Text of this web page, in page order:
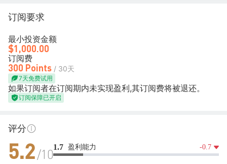
订阅要求
最小投资金额
$1,000.00
订阅费
300 Points / 30天
7天免费试用
如果订阅者在订阅期内未实现盈利,其订阅费将被退还。
订阅保障已开启
评分
5.2/101.7 盈利能力 -0.7